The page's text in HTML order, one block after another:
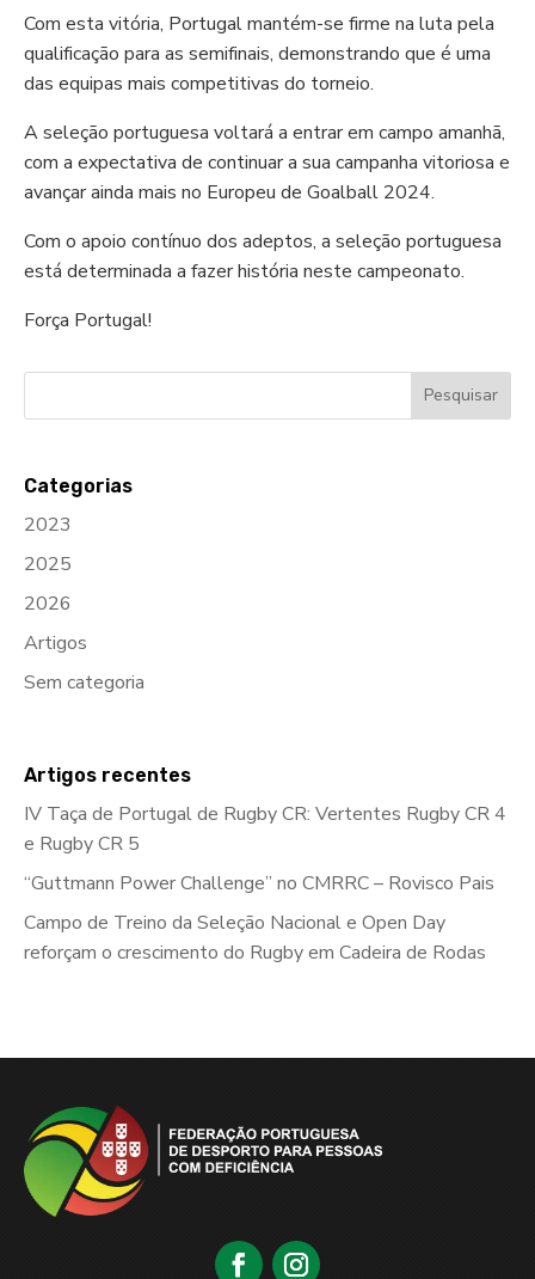
Com esta vitória, Portugal mantém-se firme na luta pela
qualificação para as semifinais, demonstrando que é uma
das equipas mais competitivas do torneio.
A seleção portuguesa voltará a entrar em campo amanhã,
com a expectativa de continuar a sua campanha vitoriosa e
avançar ainda mais no Europeu de Goalball 2024.
Com o apoio contínuo dos adeptos, a seleção portuguesa
está determinada a fazer história neste campeonato.
Força Portugal!
Categorias
2023
2025
2026
Artigos
Sem categoria
Artigos recentes
IV Taça de Portugal de Rugby CR: Vertentes Rugby CR 4
e Rugby CR 5
“Guttmann Power Challenge” no CMRRC – Rovisco Pais
Campo de Treino da Seleção Nacional e Open Day
reforçam o crescimento do Rugby em Cadeira de Rodas